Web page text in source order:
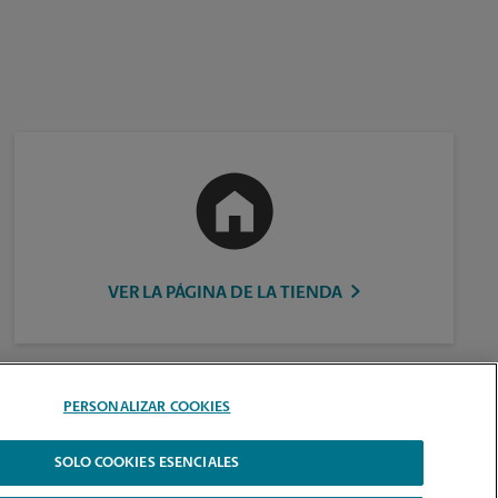
VER LA PÁGINA DE LA TIENDA
PERSONALIZAR COOKIES
SOLO COOKIES ESENCIALES